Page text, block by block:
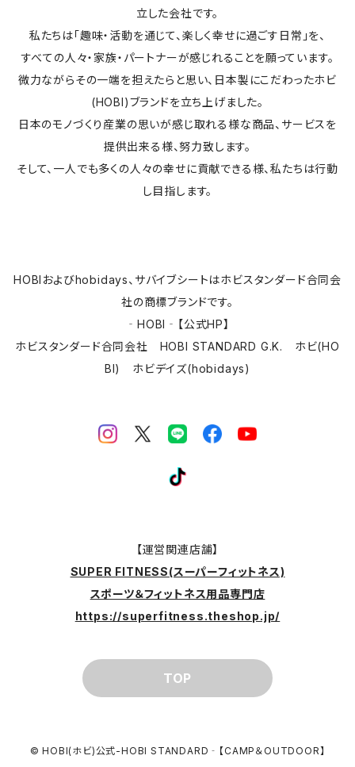
立した会社です。
私たちは「趣味・活動を通じて、楽しく幸せに過ごす日常」を、
すべての人々・家族・パートナーが感じれることを願っています。
微力ながらその一端を担えたらと思い、日本製にこだわったホビ
(HOBI)ブランドを立ち上げました。
日本のモノづくり産業の思いが感じ取れる様な商品、サービスを
提供出来る様、努力致します。
そして、一人でも多くの人々の幸せに貢献できる様、私たちは行動
し目指します。
HOBIおよびhobidays、サバイブシートはホビスタンダード合同会
社の商標ブランドです。
‐HOBI‐【公式HP】
ホビスタンダード合同会社 HOBI STANDARD G.K. ホビ(HO
BI) ホビデイズ(hobidays)
【運営関連店舗】
SUPER FITNESS(スーパーフィットネス)
スポーツ＆フィットネス用品専門店
https://superfitness.theshop.jp/
TOP
© HOBI(ホビ)公式-HOBI STANDARD‐【CAMP＆OUTDOOR】